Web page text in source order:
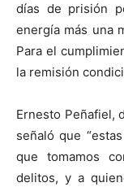
días de prisión
energía más una
Para el
la remisión
Ernesto Peñafiel,
señaló que
que tomamos
delitos, y a